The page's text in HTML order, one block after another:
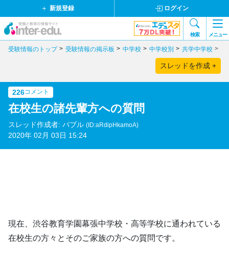
新規登録 ログイン
検索 メニュー
受験情報のトップ 受験情報の掲示板 中学校 中学校別 共学中学校
スレッドを作成 +
226コメント
在校生の諸先輩方への質問
スレッド作成者: バブル (ID:aRdipHkamoA)
2020年 02月 03日 15:24
現在、渋谷教育学園幕張中学校・高等学校に通われている
在校生の方々とそのご家族の方への質問です。